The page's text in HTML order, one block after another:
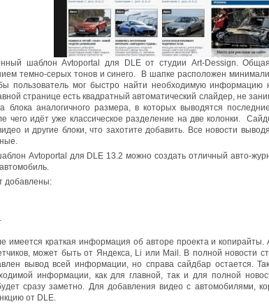
шаблон Avtoportal для DLE от студии Art-Dessign.
темно-серых тонов и синего. В шапке расположен
пользователь мог быстро найти необходимую информацию
странице есть квадратный автоматический слайдер, не
блока аналогичного размера, в которых выводятся
чего идёт уже классическое разделение на две колонки.
и другие блоки, что захотите добавить. Все новости
Avtoportal для DLE 13.2 можно создать отличный авто-
добавлены:
имеется краткая информация об авторе проекта и
может быть от Яндекса, Li или Mail. В полной новости
вывод всей информации, но справа сайдбар остается.
информации, как для главной, так и для полной
сразу заметно. Для добавления видео с автомобилями,
от DLE.